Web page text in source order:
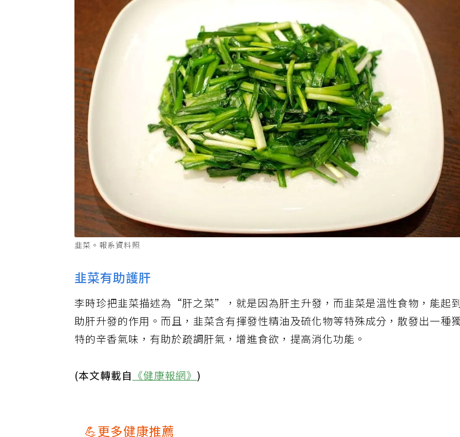
韭菜有助護肝
李時珍把韭菜描述為“肝之菜”，就是因為肝主升發，而韭菜是溫性食物，能起到
助肝升發的作用。而且，韭菜含有揮發性精油及硫化物等特殊成分，散發出一種
特的辛香氣味，有助於疏調肝氣，增進食欲，提高消化功能。
(本文轉載自《健康報網》)